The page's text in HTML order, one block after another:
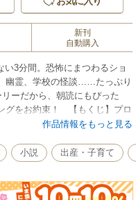
新刊
自動購入
3分間。恐怖にまつわるショ
幽霊、学校の怪談……たっぷり
ーだから、朝読にもぴった
グをお約束！ 【もくじ】プロ
ル／学校の怪談／百年花／赤
道／妖怪ネット／恐怖スパイ
霊感少女／目ヂカラ女子／突
作品情報をもっと見る
小説 出産・子育て